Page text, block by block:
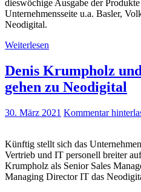
dieswöchige Ausgabe der
Unternehmensseite u.a. Basler,
Neodigital.
Weiterlesen
Denis Krumpholz
gehen zu Neodigital
30. März 2021 Kommentar
Künftig stellt sich das
Vertrieb und IT personell breiter
Krumpholz als Senior Sales
Managing Director IT das